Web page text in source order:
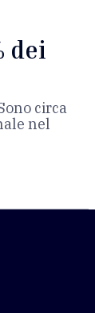
dei
circa
nel